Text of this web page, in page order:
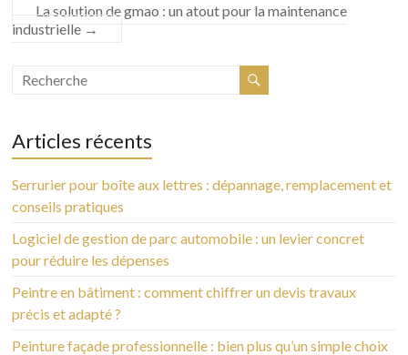
La solution de gmao : un atout pour la maintenance
industrielle →
Articles récents
Serrurier pour boîte aux lettres : dépannage, remplacement et
conseils pratiques
Logiciel de gestion de parc automobile : un levier concret
pour réduire les dépenses
Peintre en bâtiment : comment chiffrer un devis travaux
précis et adapté ?
Peinture façade professionnelle : bien plus qu’un simple choix